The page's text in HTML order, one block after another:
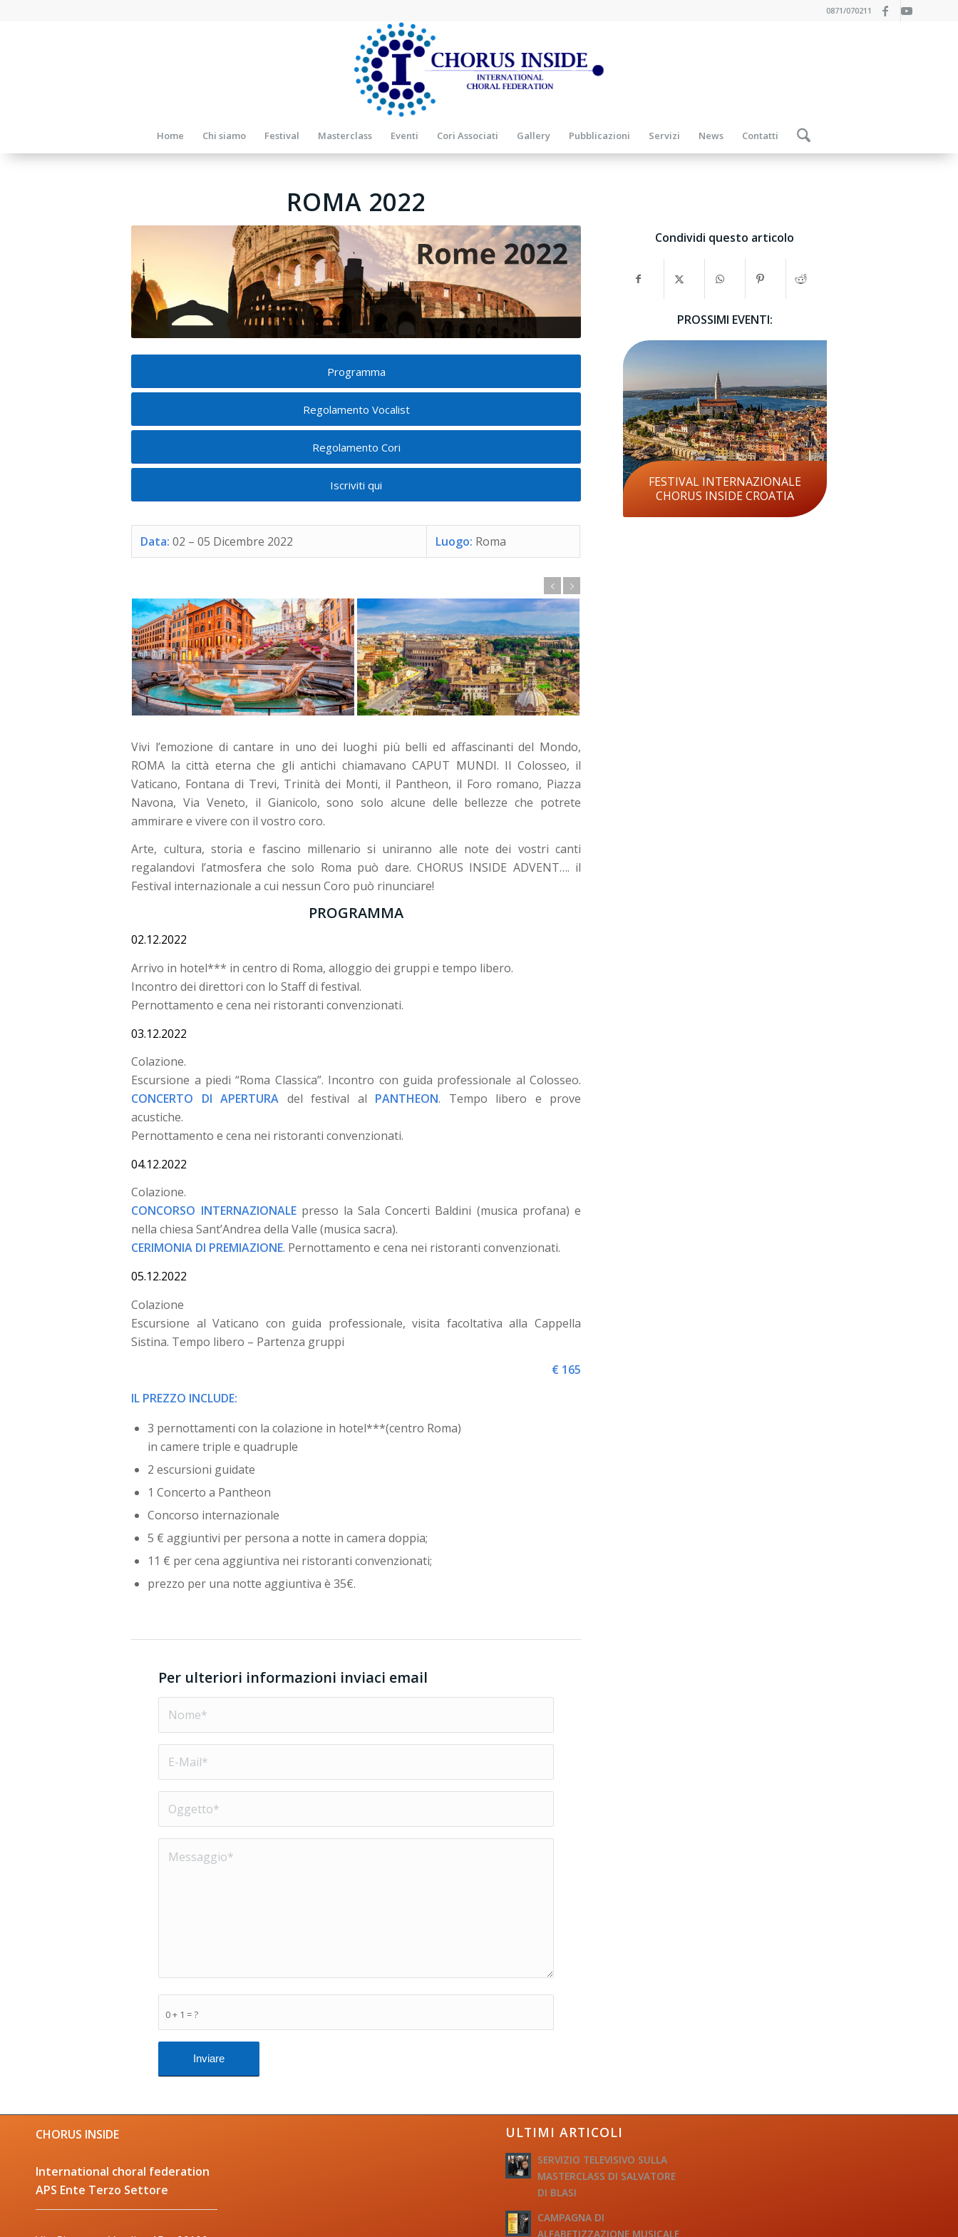
0871/070211
Home Chi siamo Festival Masterclass Eventi Cori Associati Gallery Pubblicazioni Servizi News Contatti
ROMA 2022
Programma
Regolamento Vocalist
Regolamento Cori
Iscriviti qui
Data: 02 – 05 Dicembre 2022 Luogo: Roma
Vivi l’emozione di cantare in uno dei luoghi più belli ed affascinanti del Mondo,
ROMA la città eterna che gli antichi chiamavano CAPUT MUNDI. Il Colosseo, il
Vaticano, Fontana di Trevi, Trinità dei Monti, il Pantheon, il Foro romano, Piazza
Navona, Via Veneto, il Gianicolo, sono solo alcune delle bellezze che potrete
ammirare e vivere con il vostro coro.
Arte, cultura, storia e fascino millenario si uniranno alle note dei vostri canti
regalandovi l’atmosfera che solo Roma può dare. CHORUS INSIDE ADVENT…. il
Festival internazionale a cui nessun Coro può rinunciare!
PROGRAMMA
02.12.2022
Arrivo in hotel*** in centro di Roma, alloggio dei gruppi e tempo libero.
Incontro dei direttori con lo Staff di festival.
Pernottamento e cena nei ristoranti convenzionati.
03.12.2022
Colazione.
Escursione a piedi “Roma Classica”. Incontro con guida professionale al Colosseo.
CONCERTO DI APERTURA del festival al PANTHEON. Tempo libero e prove
acustiche.
Pernottamento e cena nei ristoranti convenzionati.
04.12.2022
Colazione.
CONCORSO INTERNAZIONALEpresso la Sala Concerti Baldini (musica profana) e
nella chiesa Sant’Andrea della Valle (musica sacra).
CERIMONIA DI PREMIAZIONE. Pernottamento e cena nei ristoranti convenzionati.
05.12.2022
Colazione
Escursione al Vaticano con guida professionale, visita facoltativa alla Cappella
Sistina. Tempo libero – Partenza gruppi
€ 165
IL PREZZO INCLUDE:
3 pernottamenti con la colazione in hotel***(centro Roma)
in camere triple e quadruple
2 escursioni guidate
1 Concerto a Pantheon
Concorso internazionale
5 € aggiuntivi per persona a notte in camera doppia;
11 € per cena aggiuntiva nei ristoranti convenzionati;
prezzo per una notte aggiuntiva è 35€.
Per ulteriori informazioni inviaci email
0 + 1 = ?
Condividi questo articolo
PROSSIMI EVENTI:
FESTIVAL INTERNAZIONALE
CHORUS INSIDE CROATIA
CHORUS INSIDE
International choral federation
APS Ente Terzo Settore
ULTIMI ARTICOLI
SERVIZIO TELEVISIVO SULLA
MASTERCLASS DI SALVATORE
DI BLASI
CAMPAGNA DI
ALFABETIZZAZIONE MUSICALE